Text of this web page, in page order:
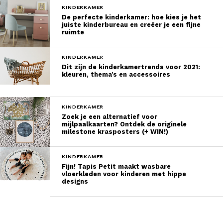
KINDERKAMER
De perfecte kinderkamer: hoe kies je het
juiste kinderbureau en creëer je een fijne
ruimte
KINDERKAMER
Dit zijn de kinderkamertrends voor 2021:
kleuren, thema’s en accessoires
KINDERKAMER
Zoek je een alternatief voor
mijlpaalkaarten? Ontdek de originele
milestone krasposters (+ WIN!)
KINDERKAMER
Fijn! Tapis Petit maakt wasbare
vloerkleden voor kinderen met hippe
designs